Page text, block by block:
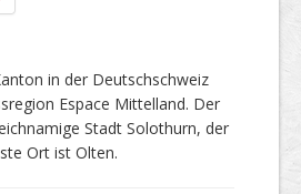
in der Deutschschweiz
Espace Mittelland. Der
Stadt Solothurn, der
Ort ist Olten.